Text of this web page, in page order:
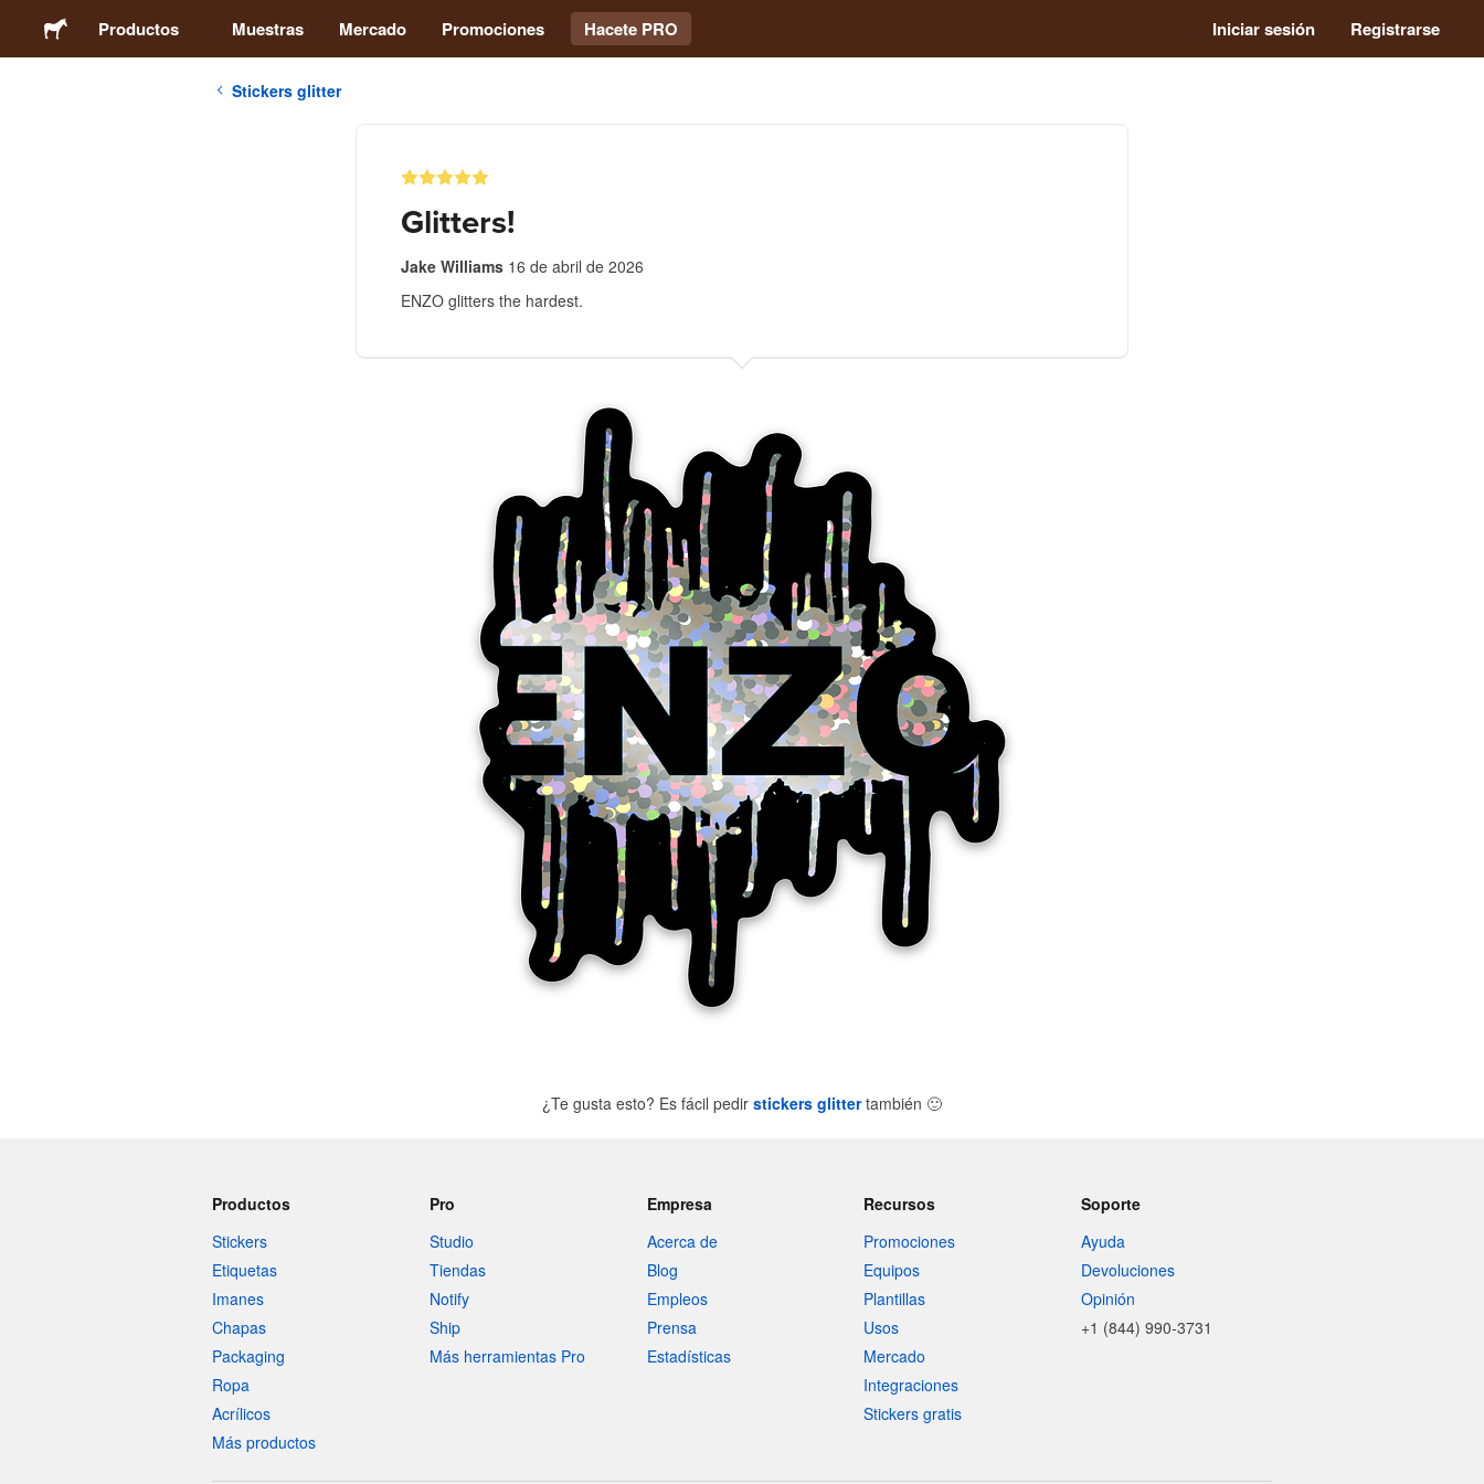
Productos Muestras Mercado Promociones Hacete PRO Iniciar sesión Registrarse
Stickers glitter
Glitters!
Jake Williams 16 de abril de 2026
ENZO glitters the hardest.
¿Te gusta esto? Es fácil pedir stickers glittertambién 🙂
Productos
Stickers
Etiquetas
Imanes
Chapas
Packaging
Ropa
Acrílicos
Más productos
Pro
Studio
Tiendas
Notify
Ship
Más herramientas Pro
Empresa
Acerca de
Blog
Empleos
Prensa
Estadísticas
Recursos
Promociones
Equipos
Plantillas
Usos
Mercado
Integraciones
Stickers gratis
Soporte
Ayuda
Devoluciones
Opinión
+1 (844) 990-3731